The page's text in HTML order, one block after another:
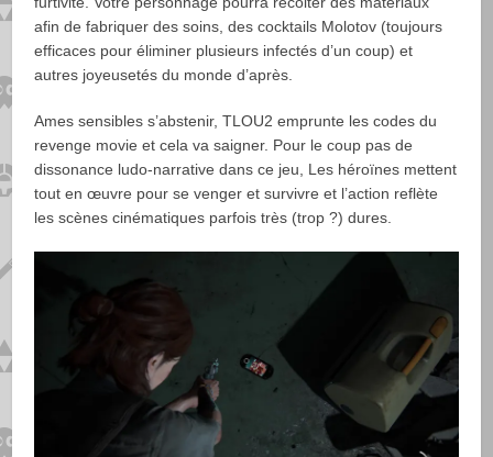
afin de fabriquer des soins, des cocktails Molotov (toujours
efficaces pour éliminer plusieurs infectés d’un coup) et
autres joyeusetés du monde d’après.
Ames sensibles s’abstenir, TLOU2 emprunte les codes du
revenge movie et cela va saigner. Pour le coup pas de
dissonance ludo-narrative dans ce jeu, Les héroïnes mettent
tout en œuvre pour se venger et survivre et l’action reflète
les scènes cinématiques parfois très (trop ?) dures.